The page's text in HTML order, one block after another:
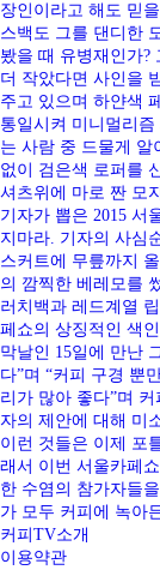
장인이라고 해도 믿
스백도 그를 댄디한
봤을 때 유병재인가?
더 작았다면 사인을
주고 있으며 하얀색
통일시켜 미니멀리
는 사람 중 드물게 알
없이 검은색 로퍼를
셔츠위에 마로 짠 모
기자가 뽑은 2015 서
지마라. 기자의 사심
스커트에 무릎까지
의 깜찍한 베레모를
러치백과 레드계열
페쇼의 상징적인 색
막날인 15일에 만난
다”며 “커피 구경 뿐
리가 많아 좋다”며
자의 제안에 대해 미
이런 것들은 이제 포
래서 이번 서울카페
한 수염의 참가자들
가 모두 커피에 녹아
커피TV소개
이용약관